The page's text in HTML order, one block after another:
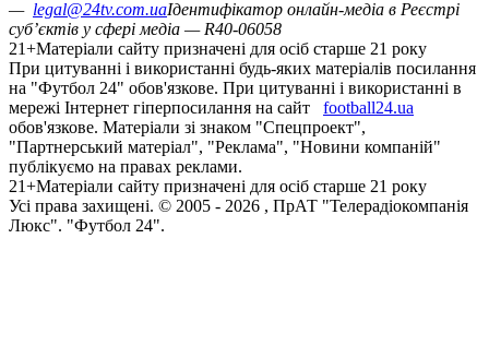
— legal@24tv.com.uaІдентифікатор онлайн-медіа в Реєстрі
суб’єктів у сфері медіа — R40-06058
21+Матеріали сайту призначені для осіб старше 21 року
При цитуванні і використанні будь-яких матеріалів посилання
на "Футбол 24" обов'язкове. При цитуванні і використанні в
мережі Інтернет гіперпосилання на сайт
football24.ua
обов'язкове. Матеріали зі знаком "Спецпроект",
"Партнерський матеріал", "Реклама", "Новини компаній"
публікуємо на правах реклами.
21+Матеріали сайту призначені для осіб старше 21 року
Усi права захищенi. © 2005 - 2026 , ПрАТ "Телерадіокомпанія
Люкс". "Футбол 24".